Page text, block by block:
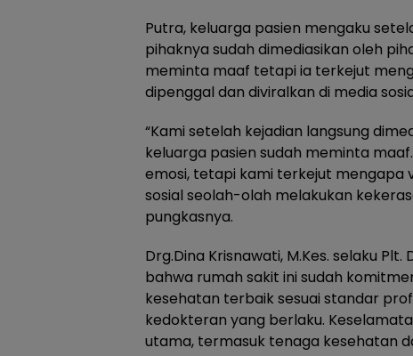
Putra, keluarga pasien mengaku
pihaknya sudah dimediasikan oleh
meminta maaf tetapi ia terkejut
dipenggal dan diviralkan di media
“Kami setelah kejadian langsung
keluarga pasien sudah meminta
emosi, tetapi kami terkejut mengapa
sosial seolah-olah melakukan
pungkasnya.
Drg.Dina Krisnawati, M.Kes. selaku
bahwa rumah sakit ini sudah
kesehatan terbaik sesuai standar
kedokteran yang berlaku.
utama, termasuk tenaga kesehatan